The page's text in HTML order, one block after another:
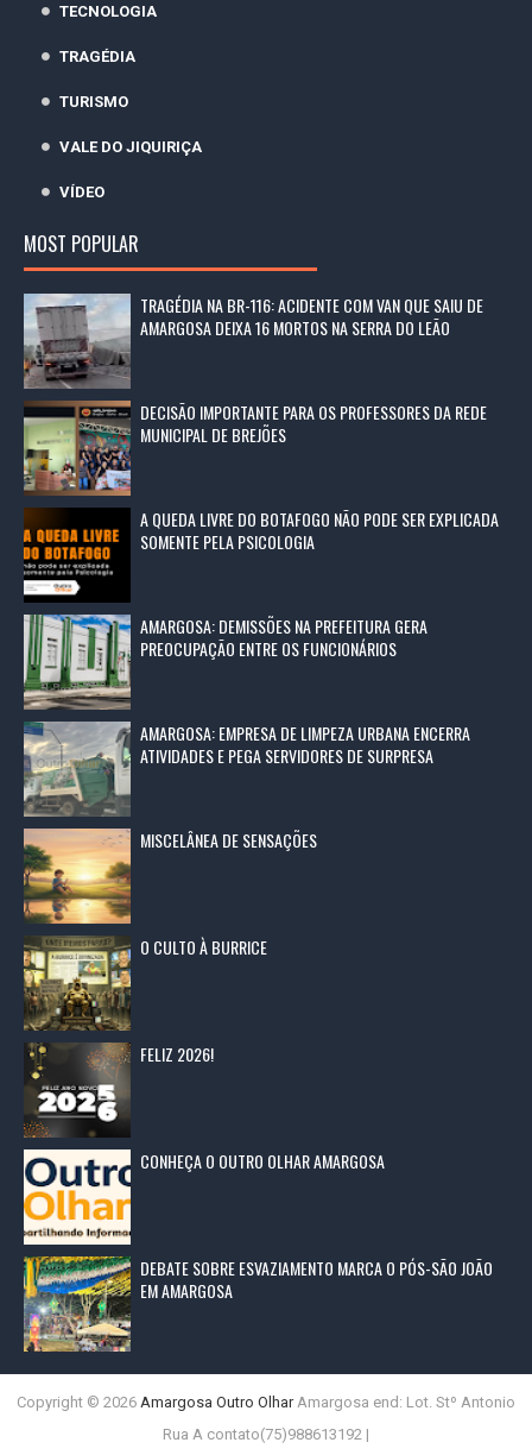
TECNOLOGIA
TRAGÉDIA
TURISMO
VALE DO JIQUIRIÇA
VÍDEO
MOST POPULAR
TRAGÉDIA NA BR-116: ACIDENTE COM VAN QUE SAIU DE
AMARGOSA DEIXA 16 MORTOS NA SERRA DO LEÃO
DECISÃO IMPORTANTE PARA OS PROFESSORES DA REDE
MUNICIPAL DE BREJÕES
A QUEDA LIVRE DO BOTAFOGO NÃO PODE SER EXPLICADA
SOMENTE PELA PSICOLOGIA
AMARGOSA: DEMISSÕES NA PREFEITURA GERA
PREOCUPAÇÃO ENTRE OS FUNCIONÁRIOS
AMARGOSA: EMPRESA DE LIMPEZA URBANA ENCERRA
ATIVIDADES E PEGA SERVIDORES DE SURPRESA
MISCELÂNEA DE SENSAÇÕES
O CULTO À BURRICE
FELIZ 2026!
CONHEÇA O OUTRO OLHAR AMARGOSA
DEBATE SOBRE ESVAZIAMENTO MARCA O PÓS-SÃO JOÃO
EM AMARGOSA
Copyright © 2026 Amargosa Outro Olhar Amargosa end: Lot. Stº Antonio
Rua A contato(75)988613192 |